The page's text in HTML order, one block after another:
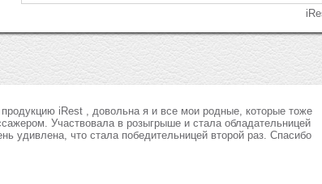
продукцию iRest , довольна я и все мои родные, которые тоже
Участвовала в розыгрыше и стала обладательницей
удивлена, что стала победительницей второй раз. Спасибо